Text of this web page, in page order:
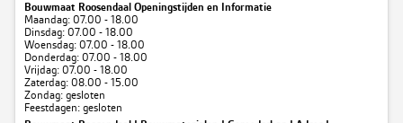
Bouwmaat Roosendaal Openingstijden en Informatie
Maandag: 07.00 - 18.00
Dinsdag: 07.00 - 18.00
Woensdag: 07.00 - 18.00
Donderdag: 07.00 - 18.00
Vrijdag: 07.00 - 18.00
Zaterdag: 08.00 - 15.00
Zondag: gesloten
Feestdagen: gesloten